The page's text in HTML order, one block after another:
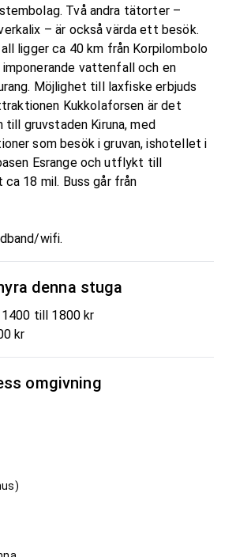
Två andra tätorter –
– är också värda ett besök.
ligger ca 40 km från Korpilombolo
vattenfall och en
Möjlighet till laxfiske erbjuds
Kukkolaforsen är det
till gruvstaden Kiruna, med
som besök i gruvan, ishotellet i
Esrange och utflykt till
ca 18 mil. Buss går från
wifi.
denna stuga
till 1800 kr
kr
omgivning